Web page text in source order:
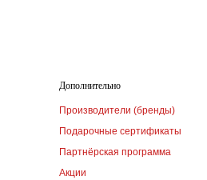
Дополнительно
Производители (бренды)
Подарочные сертификаты
Партнёрская программа
Акции